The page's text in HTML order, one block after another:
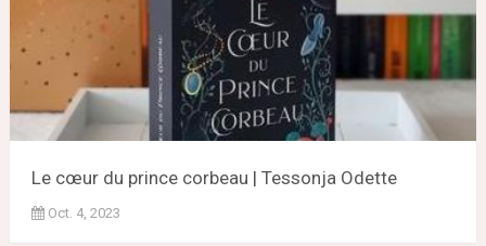
Le cœur du prince corbeau | Tessonja Odette
Oct. 4, 2023